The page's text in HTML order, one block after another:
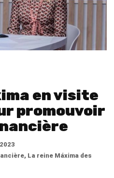
en visite
promouvoir
, La reine Máxima des